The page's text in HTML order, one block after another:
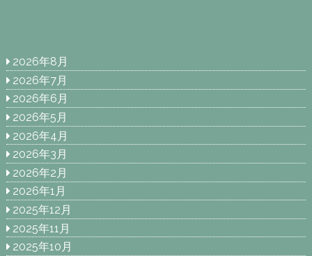
2026年8月
2026年7月
2026年6月
2026年5月
2026年4月
2026年3月
2026年2月
2026年1月
2025年12月
2025年11月
2025年10月